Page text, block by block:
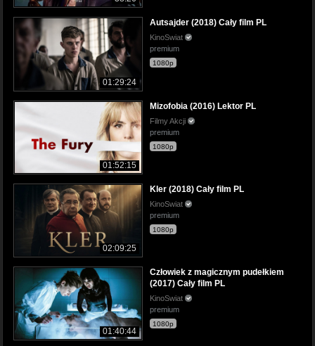
01:29:24
Autsajder (2018) Cały film PL
KinoSwiat
premium
1080p
01:52:15
Mizofobia (2016) Lektor PL
Filmy Akcji
premium
1080p
02:09:25
Kler (2018) Cały film PL
KinoSwiat
premium
1080p
01:40:44
Człowiek z magicznym pudełkiem
(2017) Cały film PL
KinoSwiat
premium
1080p